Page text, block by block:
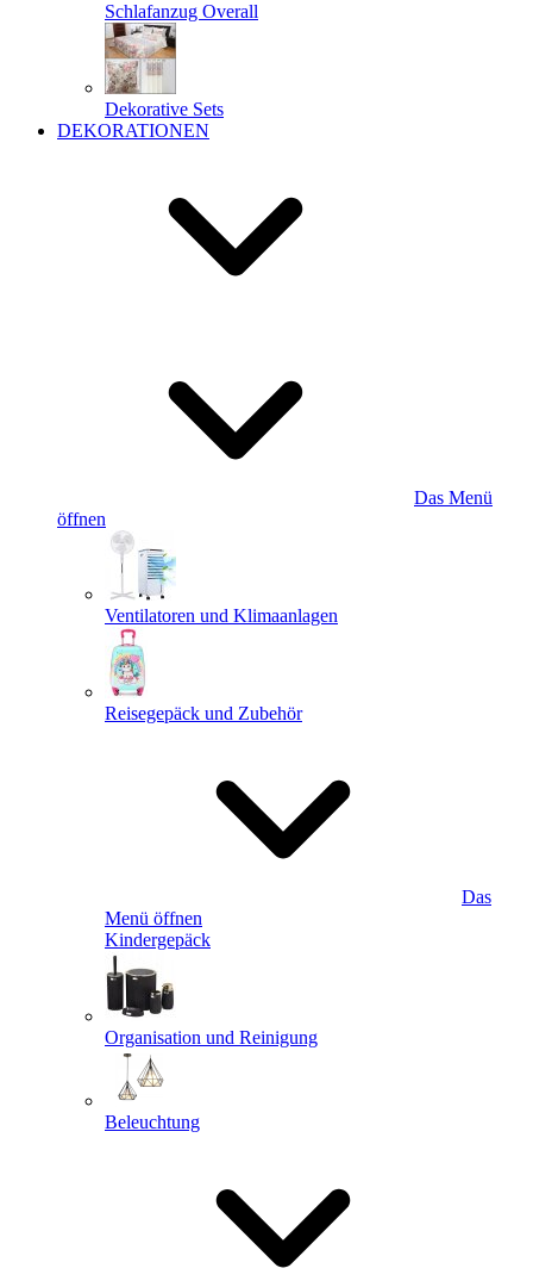
Schlafanzug Overall
Dekorative Sets
DEKORATIONEN
Das Menü
öffnen
Ventilatoren und Klimaanlagen
Reisegepäck und Zubehör
Das
Menü öffnen
Kindergepäck
Organisation und Reinigung
Beleuchtung